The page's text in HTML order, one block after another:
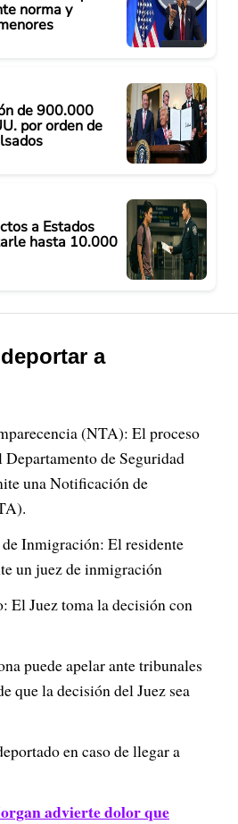
norma y
de 900.000
por orden de
a Estados
hasta 10.000
a
(NTA): El proceso
de Seguridad
una Notificación de
Inmigración: El residente
un juez de inmigración
El Juez toma la decisión con
puede apelar ante tribunales
que la decisión del Juez sea
en caso de llegar a
advierte dolor que